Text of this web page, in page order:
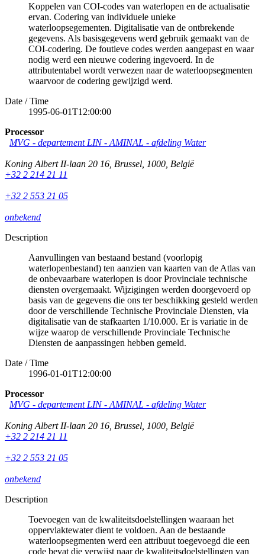
Koppelen van COI-codes van waterlopen en de actualisatie
ervan. Codering van individuele unieke
waterloopsegementen. Digitalisatie van de ontbrekende
gegevens. Als basisgegevens werd gebruik gemaakt van de
COI-codering. De foutieve codes werden aangepast en waar
nodig werd een nieuwe codering ingevoerd. In de
attributentabel wordt verwezen naar de waterloopsegmenten
waarvoor de codering gewijzigd werd.
Date / Time
1995-06-01T12:00:00
Processor
MVG - departement LIN - AMINAL - afdeling Water
Koning Albert II-laan 20 16 Brussel 1000 België
+32 2 214 21 11
+32 2 553 21 05
onbekend
Description
Aanvullingen van bestaand bestand (voorlopig
waterlopenbestand) ten aanzien van kaarten van de Atlas van
de onbevaarbare waterlopen is door Provinciale technische
diensten overgemaakt. Wijzigingen werden doorgevoerd op
basis van de gegevens die ons ter beschikking gesteld werden
door de verschillende Technische Provinciale Diensten, via
digitalisatie van de stafkaarten 1/10.000. Er is variatie in de
wijze waarop de verschillende Provinciale Technische
Diensten de aanpassingen hebben gemeld.
Date / Time
1996-01-01T12:00:00
Processor
MVG - departement LIN - AMINAL - afdeling Water
Koning Albert II-laan 20 16 Brussel 1000 België
+32 2 214 21 11
+32 2 553 21 05
onbekend
Description
Toevoegen van de kwaliteitsdoelstellingen waaraan het
oppervlaktewater dient te voldoen. Aan de bestaande
waterloopsegmenten werd een attribuut toegevoegd die een
code bevat die verwijst naar de kwaliteitsdoelstellingen van